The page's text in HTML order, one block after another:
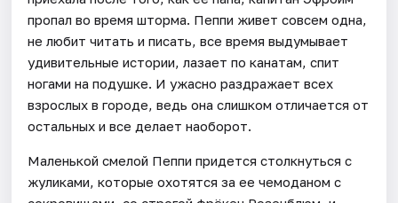
пропал во время шторма. Пеппи живет совсем одна,
не любит читать и писать, все время выдумывает
удивительные истории, лазает по канатам, спит
ногами на подушке. И ужасно раздражает всех
взрослых в городе, ведь она слишком отличается от
остальных и все делает наоборот.
Маленькой смелой Пеппи придется столкнуться с
жуликами, которые охотятся за ее чемоданом с